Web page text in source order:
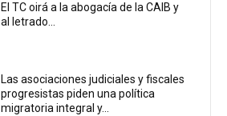
El TC oirá a la abogacía de la CAIB y
al letrado...
Las asociaciones judiciales y fiscales
progresistas piden una política
migratoria integral y...